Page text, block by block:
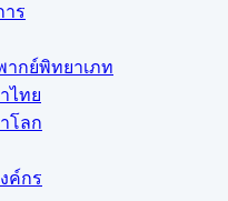
ร
กย์พิทยาเภท
ไทย
โลก
ค์กร